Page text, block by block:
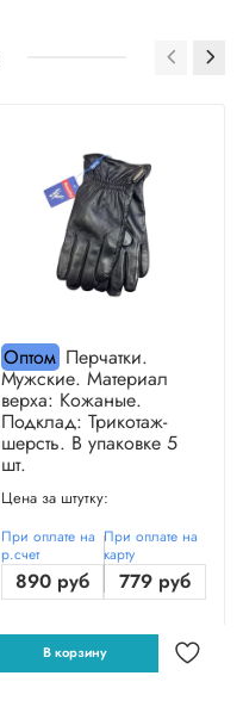
ОптомПерчатки.
Мужские. Материал
верха: Кожаные.
Подклад: Трикотаж-
шерсть. В упаковке 5
шт.
Цена за штутку:
При оплате на
р.счет
890 руб
При оплате на
карту
779 руб
В корзину